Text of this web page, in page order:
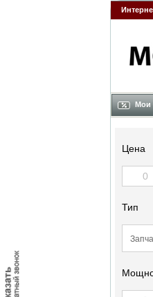
Мои
Цена
Тип